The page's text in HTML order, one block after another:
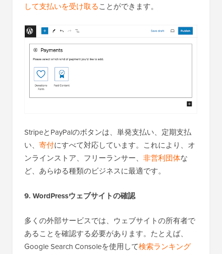
して支払いを受け取ることができます。
StripeとPayPalのボタンは、単発支払い、定期支払
い、 寄付にすべて対応しています。これにより、オ
ンラインストア、フリーランサー、 非営利団体な
ど、あらゆる種類のビジネスに最適です。
9. WordPressウェブサイトの確認
多くの外部サービスでは、ウェブサイトの所有者で
あることを確認する必要があります。たとえば、
Google Search Consoleを使用して検索ランキング